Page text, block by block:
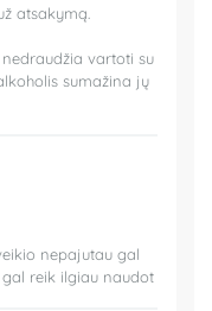
atsakymą.
vartoti su
sumažina jų
nepajutau gal
reik ilgiau naudot